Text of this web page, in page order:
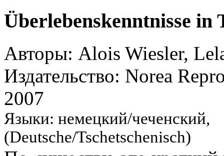
Überlebenskenntnisse in
Авторы: Alois Wiesler,
Издательство: Norea
2007
Языки: немецкий/чеченский,
(Deutsche/Tschetschenisch)